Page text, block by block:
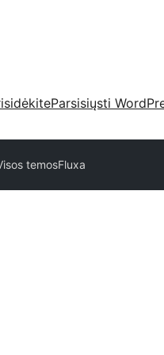
Parsisiųsti
temosFluxa